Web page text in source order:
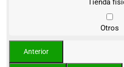
Tienda
Otros